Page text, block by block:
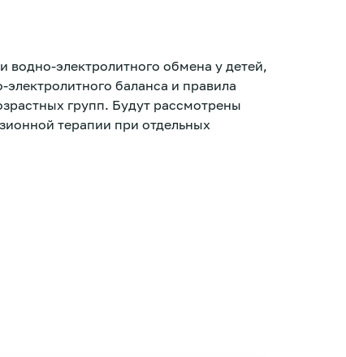
электролитного обмена у детей,
баланса и правила
групп. Будут рассмотрены
терапии при отдельных